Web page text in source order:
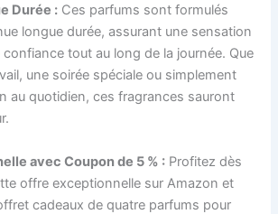
Durée : Ces parfums sont formulés
longue durée, assurant une sensation
tout au long de la journée. Que
une soirée spéciale ou simplement
au quotidien, ces fragrances sauront
avec Coupon de 5 % : Profitez dès
offre exceptionnelle sur Amazon et
cadeaux de quatre parfums pour